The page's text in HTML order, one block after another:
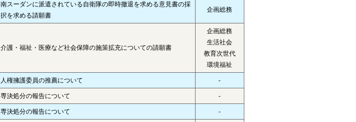
南スーダンに派遣されている自衛隊の即時撤退を求める意見書の採
択を求める請願書
企画総務
介護・福祉・医療など社会保障の施策拡充についての請願書
企画総務
生活社会
教育次世代
環境福祉
人権擁護委員の推薦について -
専決処分の報告について -
専決処分の報告について -